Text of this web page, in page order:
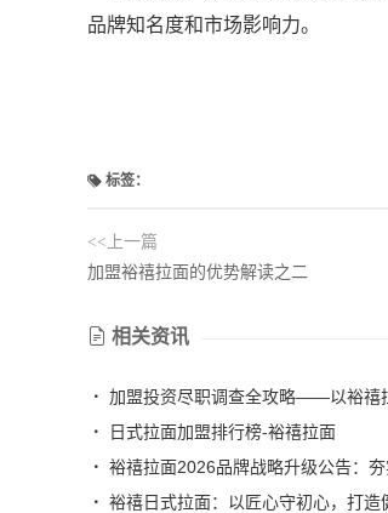
品牌知名度和市场影响力。
标签：
<<上一篇
加盟裕禧拉面的优势解读之二
相关资讯
加盟投资尽职调查全攻略——以裕禧
日式拉面加盟排行榜-裕禧拉面
裕禧拉面2026品牌战略升级公告：
裕禧日式拉面：以匠心守初心，打